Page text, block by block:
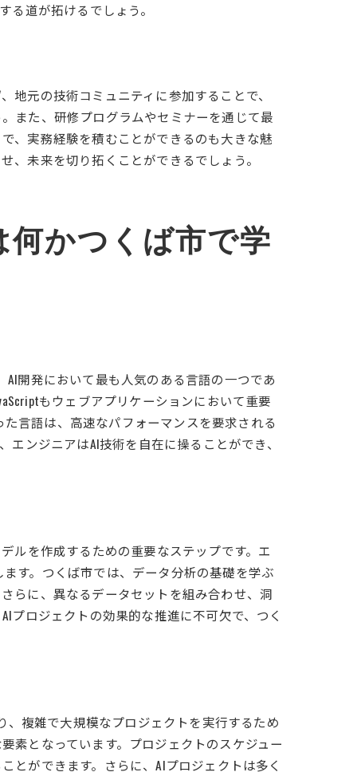
ィ道が拓けるでしょう。
元の技術コミュニティに参加することで、
また、研修プログラムやセミナーを通じて最
、実務経験を積むことができるのも大きな魅
、未来を切り拓くことができるでしょう。
かつくば市で学
開発において最も人気のある言語の一つであ
もウェブアプリケーションにおいて重要
言語は、高速なパフォーマンスを要求される
ンジニアはAI技術を自在に操ることができ、
ルを作成するための重要なステップです。エ
す。つくば市では、データ分析の基礎を学ぶ
らに、異なるデータセットを組み合わせ、洞
プロジェクトの効果的な推進に不可欠で、つく
、複雑で大規模なプロジェクトを実行するため
素となっています。プロジェクトのスケジュー
とができます。さらに、AIプロジェクトは多く